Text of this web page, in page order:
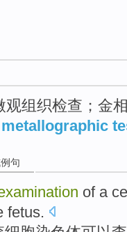
观组织检查；金
metallographic
句
ofa
fetus.